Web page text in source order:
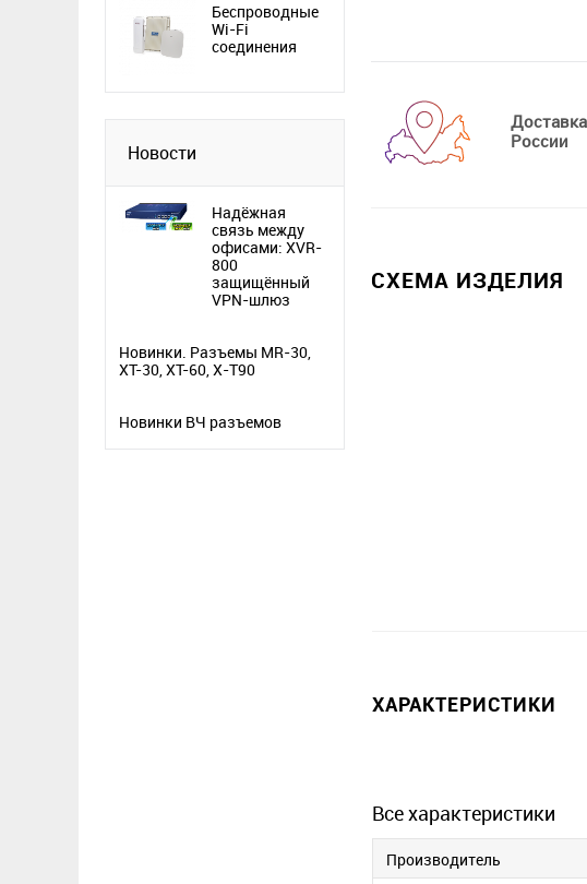
Беспроводные
Wi-Fi
соединения
Новости
Надёжная
связь между
офисами: XVR-
800
защищённый
VPN-шлюз
Новинки. Разъемы MR-30,
XT-30, XT-60, X-T90
Новинки ВЧ разъемов
России
СХЕМА ИЗДЕЛИЯ
ХАРАКТЕРИСТИКИ
Все характеристики
Производитель